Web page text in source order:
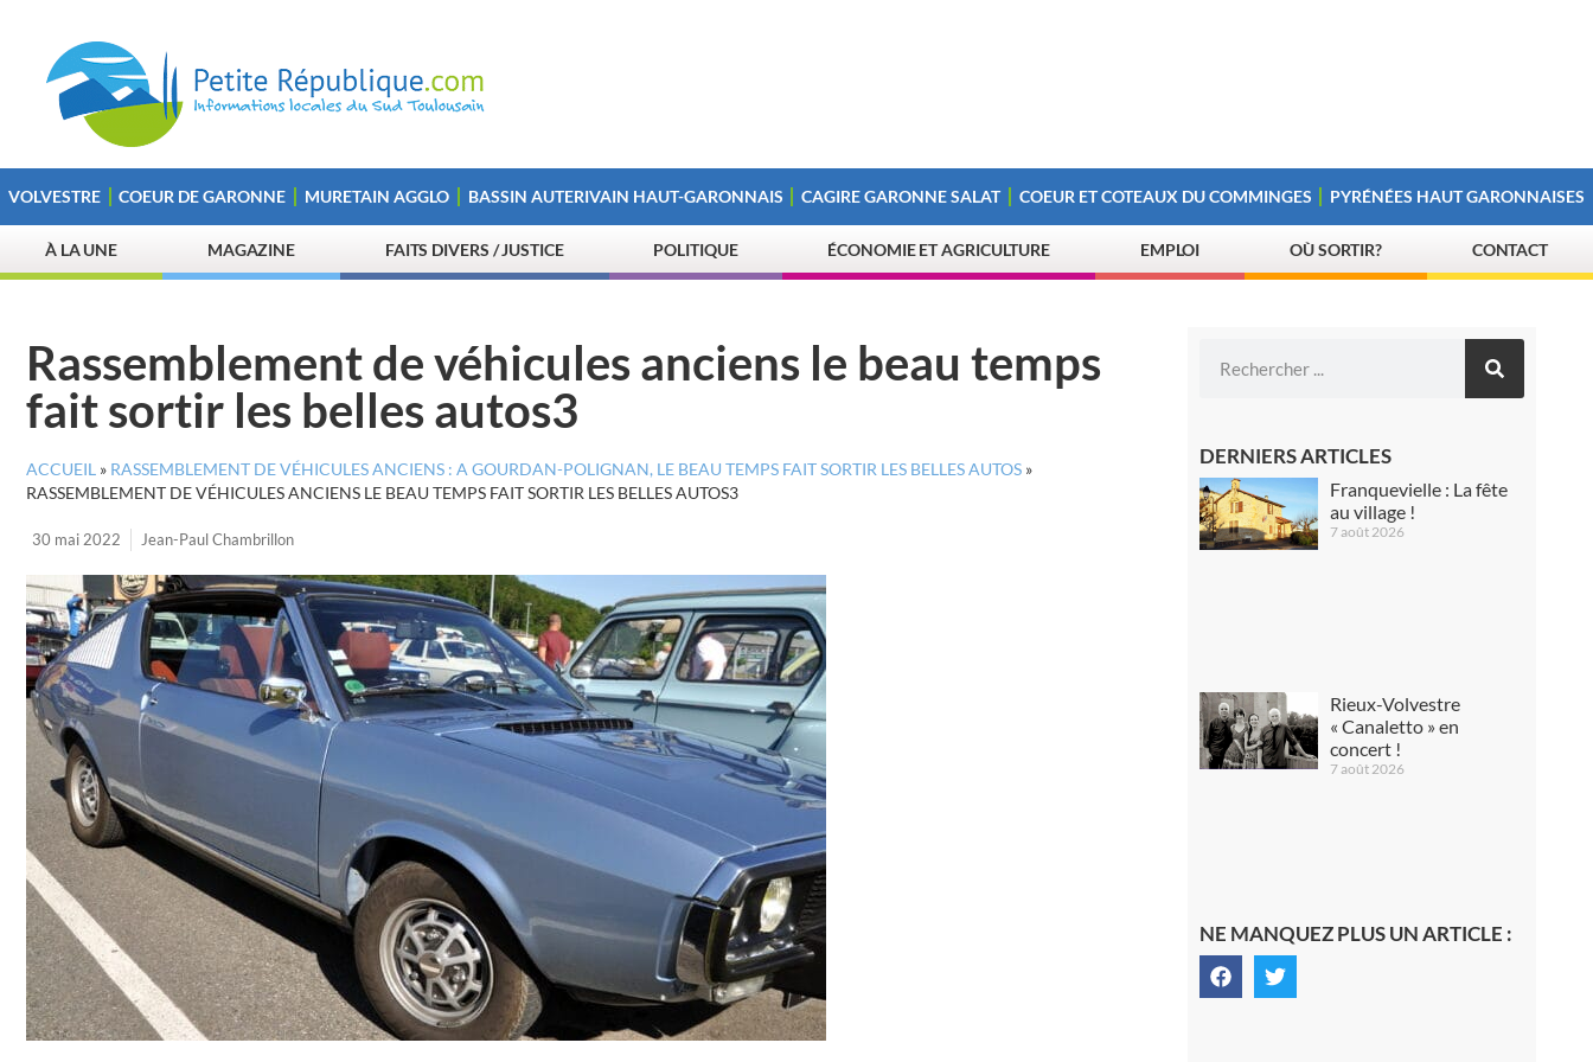
VOLVESTRE COEUR DE GARONNE MURETAIN AGGLO BASSIN AUTERIVAIN HAUT-GARONNAIS CAGIRE GARONNE SALAT COEUR ET COTEAUX DU COMMINGES PYRÉNÉES HAUT GARONNAISES
À LA UNE MAGAZINE FAITS DIVERS / JUSTICE POLITIQUE ÉCONOMIE ET AGRICULTURE EMPLOI OÙ SORTIR? CONTACT
Rassemblement de véhicules anciens le beau temps
fait sortir les belles autos3
ACCUEIL » RASSEMBLEMENT DE VÉHICULES ANCIENS : A GOURDAN-POLIGNAN, LE BEAU TEMPS FAIT SORTIR LES BELLES AUTOS »
RASSEMBLEMENT DE VÉHICULES ANCIENS LE BEAU TEMPS FAIT SORTIR LES BELLES AUTOS3
30 mai 2022 Jean-Paul Chambrillon
DERNIERS ARTICLES
Franquevielle : La fête
au village !
7 août 2026
Rieux-Volvestre
« Canaletto » en
concert !
7 août 2026
NE MANQUEZ PLUS UN ARTICLE :